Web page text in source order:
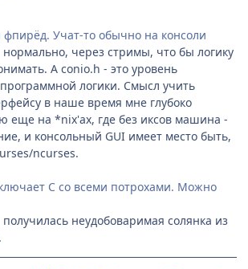
фпирёд. Учат-то обычно на консоли
через стримы, что бы логику
А conio.h - это уровень
логики. Смысл учить
в наше время мне глубоко
еще на *nix'ах, где без иксов машина -
и консольный GUI имеет место быть,
ncurses.
C со всеми потрохами. Можно
неудобоваримая солянка из